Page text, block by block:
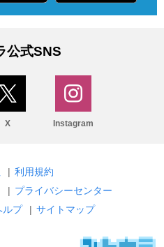
公式SNS
X Instagram
| 利用規約
| プライバシーセンター
ルプ | サイトマップ